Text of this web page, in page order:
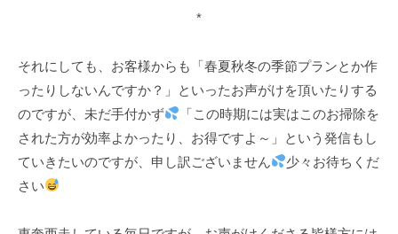
*
それにしても、お客様からも「春夏秋冬の季節プランとか作
ったりしないんですか？」といったお声がけを頂いたりする
のですが、未だ手付かず
「この時期には実はこのお掃除を
された方が効率よかったり、お得ですよ～」という発信もし
ていきたいのですが、申し訳ございません
少々お待ちくだ
さい